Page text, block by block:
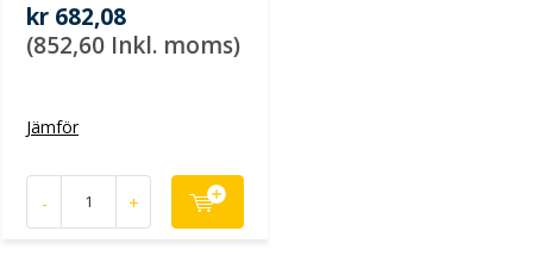
kr 682,08
(852,60 Inkl. moms)
Jämför
- +